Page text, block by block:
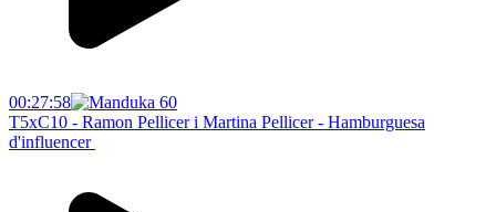
00:27:58
T5xC10 - Ramon Pellicer i Martina Pellicer - Hamburguesa
d'influencer